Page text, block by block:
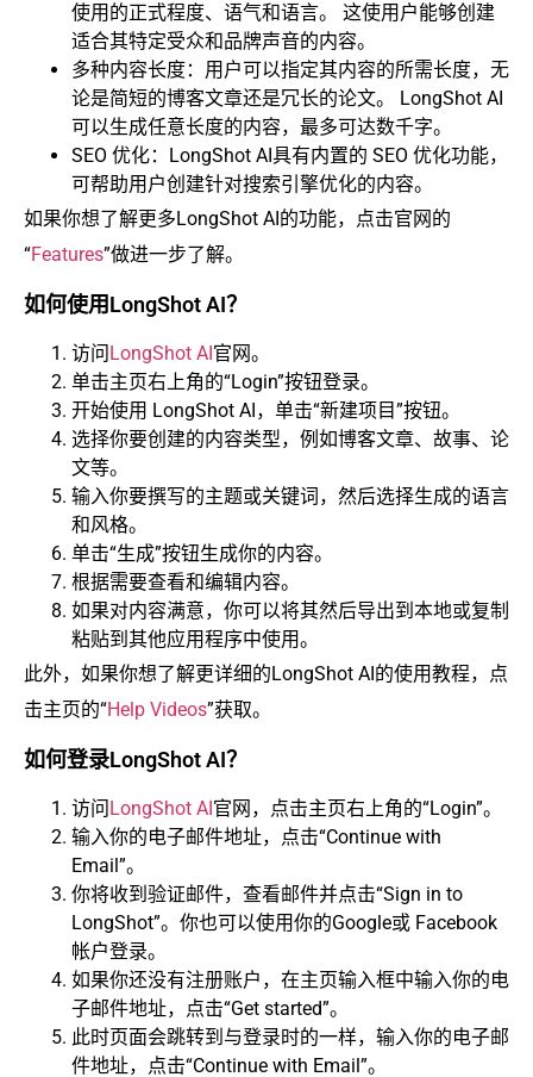
使用的正式程度、语气和语言。 这使用户能够创建
适合其特定受众和品牌声音的内容。
多种内容长度：用户可以指定其内容的所需长度，无
论是简短的博客文章还是冗长的论文。 LongShot AI
可以生成任意长度的内容，最多可达数千字。
SEO 优化：LongShot AI具有内置的 SEO 优化功能，
可帮助用户创建针对搜索引擎优化的内容。
如果你想了解更多LongShot AI的功能，点击官网的
“Features”做进一步了解。
如何使用LongShot AI？
访问 LongShot AI 官网。
单击主页右上角的“Login”按钮登录。
开始使用 LongShot AI，单击“新建项目”按钮。
选择你要创建的内容类型，例如博客文章、故事、论
文等。
输入你要撰写的主题或关键词，然后选择生成的语言
和风格。
单击“生成”按钮生成你的内容。
根据需要查看和编辑内容。
如果对内容满意，你可以将其然后导出到本地或复制
粘贴到其他应用程序中使用。
此外，如果你想了解更详细的LongShot AI的使用教程，点
击主页的“Help Videos”获取。
如何登录LongShot AI？
访问 LongShot AI 官网，点击主页右上角的“Login”。
输入你的电子邮件地址，点击“Continue with
Email”。
你将收到验证邮件，查看邮件并点击“Sign in to
LongShot”。你也可以使用你的Google或 Facebook
帐户登录。
如果你还没有注册账户，在主页输入框中输入你的电
子邮件地址，点击“Get started”。
此时页面会跳转到与登录时的一样，输入你的电子邮
件地址，点击“Continue with Email”。